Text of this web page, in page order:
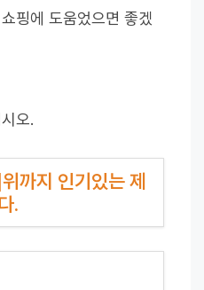
핑에 도움었으면 좋겠
오.
까지 인기있는 제
.